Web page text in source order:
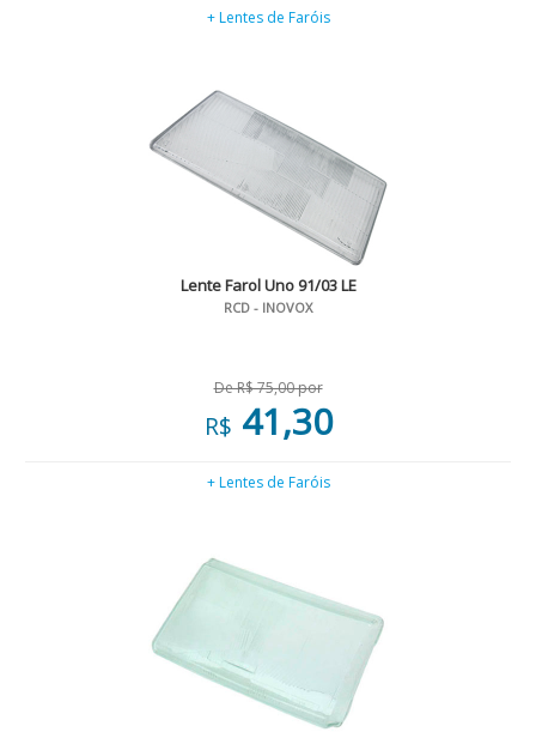
+ Lentes de Faróis
Lente Farol Uno 91/03 LE
RCD - INOVOX
De R$ 75,00 por
R$ 41,30
+ Lentes de Faróis